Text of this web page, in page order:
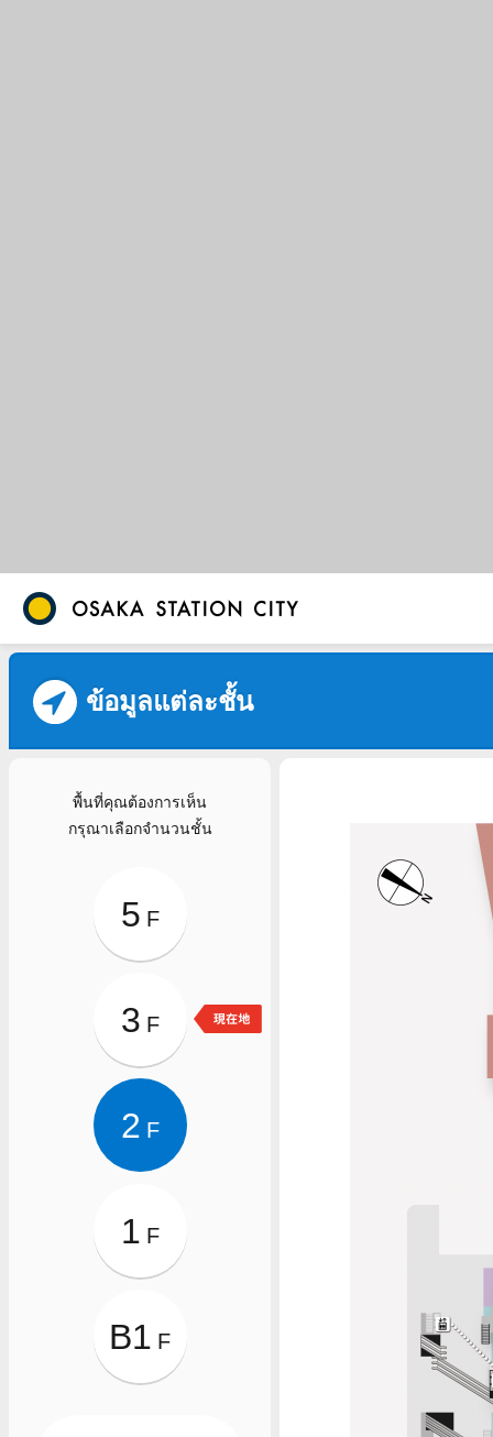
ข้อมูลแต่ละชั้น
พื้นที่คุณต้องการเห็น
กรุณาเลือกจํานวนชั้น
5 F
3 F
2 F
1 F
B1 F